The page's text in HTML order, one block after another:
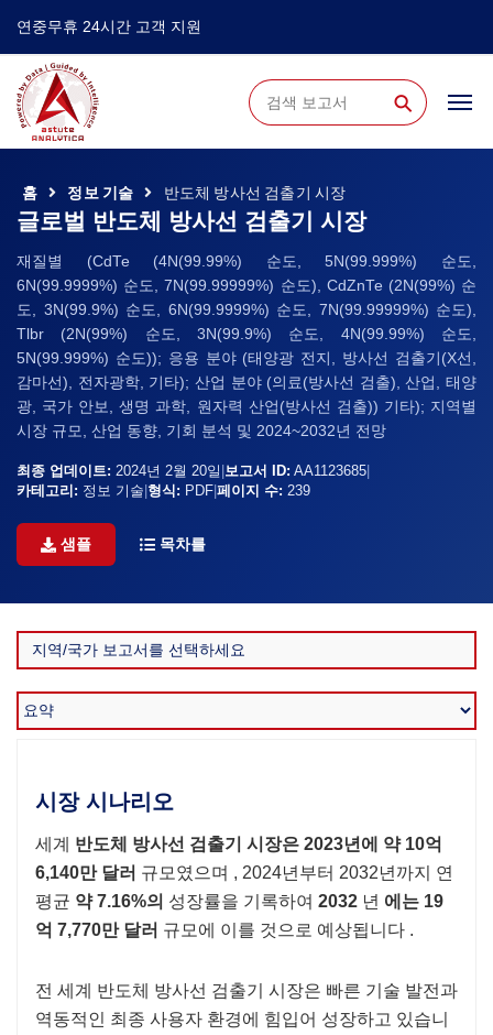
연중무휴 24시간 고객 지원
⚲
홈 정보 기술 반도체 방사선 검출기 시장
글로벌 반도체 방사선 검출기 시장
재질별 (CdTe (4N(99.99%) 순도, 5N(99.999%) 순도,
6N(99.9999%) 순도, 7N(99.99999%) 순도), CdZnTe (2N(99%) 순
도, 3N(99.9%) 순도, 6N(99.9999%) 순도, 7N(99.99999%) 순도),
Tlbr (2N(99%) 순도, 3N(99.9%) 순도, 4N(99.99%) 순도,
5N(99.999%) 순도)); 응용 분야 (태양광 전지, 방사선 검출기(X선,
감마선), 전자광학, 기타); 산업 분야 (의료(방사선 검출), 산업, 태양
광, 국가 안보, 생명 과학, 원자력 산업(방사선 검출)) 기타); 지역별
시장 규모, 산업 동향, 기회 분석 및 2024~2032년 전망
최종 업데이트: 2024년 2월 20일 보고서 ID: AA1123685
카테고리: 정보 기술 형식: PDF 페이지 수: 239
샘플 목차를
시장 시나리오
세계 반도체 방사선 검출기 시장은 2023년에 약 10억
6,140만 달러 규모였으며 , 2024년부터 2032년까지 연
평균 약 7.16%의 성장률을 기록하여 2032 년 에는 19
억 7,770만 달러 규모에 이를 것으로 예상됩니다 .
전 세계 반도체 방사선 검출기 시장은 빠른 기술 발전과
역동적인 최종 사용자 환경에 힘입어 성장하고 있습니